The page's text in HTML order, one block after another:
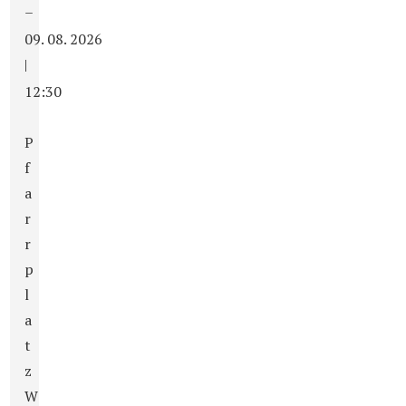
–
09. 08. 2026
|
12:30
P
f
a
r
r
p
l
a
t
z
W